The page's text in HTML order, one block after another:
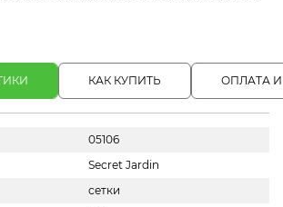
КАК КУПИТЬ ОПЛАТА
05106
Secret Jardin
сетки